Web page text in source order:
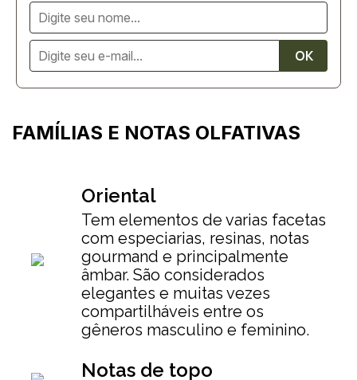
FAMÍLIAS E NOTAS OLFATIVAS
Oriental
Tem elementos de varias facetas
com especiarias, resinas, notas
gourmand e principalmente
âmbar. São considerados
elegantes e muitas vezes
compartilháveis entre os
gêneros masculino e feminino.
Notas de topo